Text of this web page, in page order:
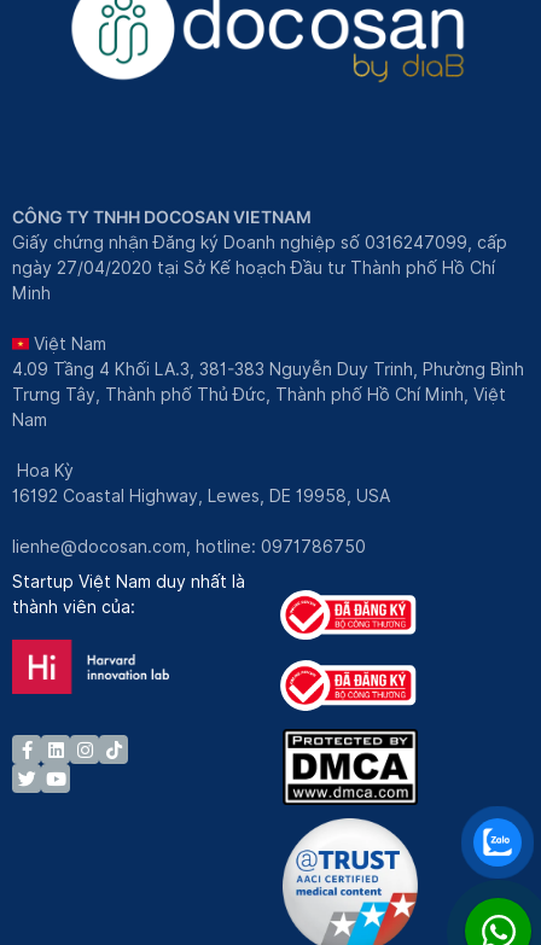
CÔNG TY TNHH DOCOSAN VIETNAM
Giấy chứng nhận Đăng ký Doanh nghiệp số 0316247099, cấp
ngày 27/04/2020 tại Sở Kế hoạch Đầu tư Thành phố Hồ Chí
Minh
Việt Nam
4.09 Tầng 4 Khối LA.3, 381-383 Nguyễn Duy Trinh, Phường Bình
Trưng Tây, Thành phố Thủ Đức, Thành phố Hồ Chí Minh, Việt
Nam
Hoa Kỳ
16192 Coastal Highway, Lewes, DE 19958, USA
lienhe@docosan.com , hotline: 0971786750
Startup Việt Nam duy nhất là
thành viên của: